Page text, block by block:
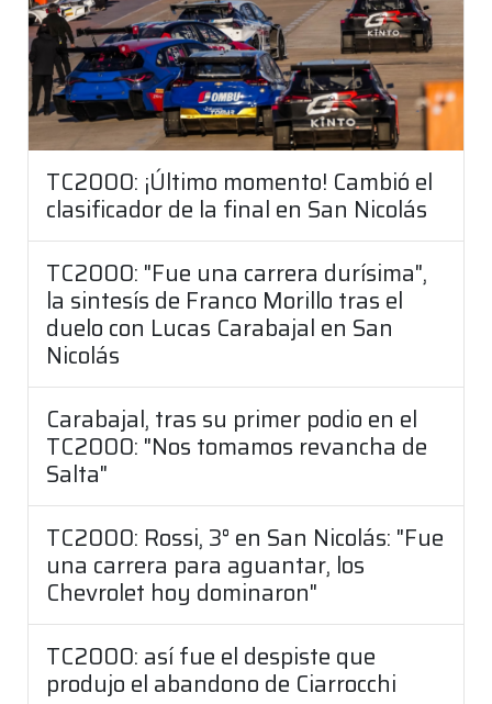
TC2000: ¡Último momento! Cambió el
clasificador de la final en San Nicolás
TC2000: "Fue una carrera durísima",
la sintesís de Franco Morillo tras el
duelo con Lucas Carabajal en San
Nicolás
Carabajal, tras su primer podio en el
TC2000: "Nos tomamos revancha de
Salta"
TC2000: Rossi, 3° en San Nicolás: "Fue
una carrera para aguantar, los
Chevrolet hoy dominaron"
TC2000: así fue el despiste que
produjo el abandono de Ciarrocchi